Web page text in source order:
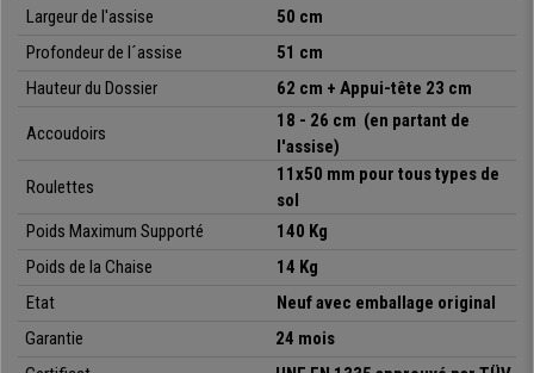
la SUPRA est une chaise
confortable, robuste et polyvalente
particulièrement recommandée aux personnes de grande taille (plus de
•Dossier ergonomique avec support lombaire
• Mécanisme d’inclinaison basculant
Accoudoirs réglables en hauteur
Largeur de l'assise
50 cm
Profondeur de l´assise
51 cm
Hauteur du Dossier
62 cm + Appui-tête 23 cm
Accoudoirs
18 - 26 cm (en partant de
l'assise)
Roulettes
11x50 mm pour tous types de
sol
Poids Maximum Supporté
140 Kg
Poids de la Chaise
14 Kg
Etat
Neuf avec emballage original
Garantie
24 mois